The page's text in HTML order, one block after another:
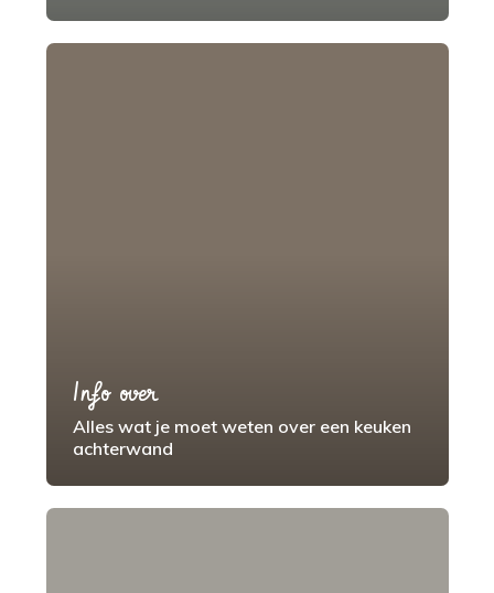
Info over
Alles wat je moet weten over een keuken
achterwand